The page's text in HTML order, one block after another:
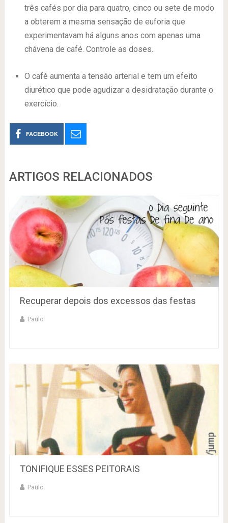
três cafés por dia para quatro, cinco ou sete de modo
a obterem a mesma sensação de euforia que
experimentavam há alguns anos com apenas uma
chávena de café. Controle as doses.
O café aumenta a tensão arterial e tem um efeito
diurético que pode agudizar a desidratação durante o
exercício.
FACEBOOK
ARTIGOS RELACIONADOS
Recuperar depois dos excessos das festas
Paulo
TONIFIQUE ESSES PEITORAIS
Paulo